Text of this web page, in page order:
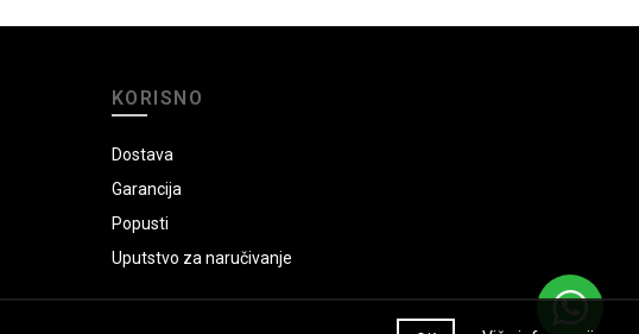
KORISNO
Dostava
Garancija
Popusti
Uputstvo za naručivanje